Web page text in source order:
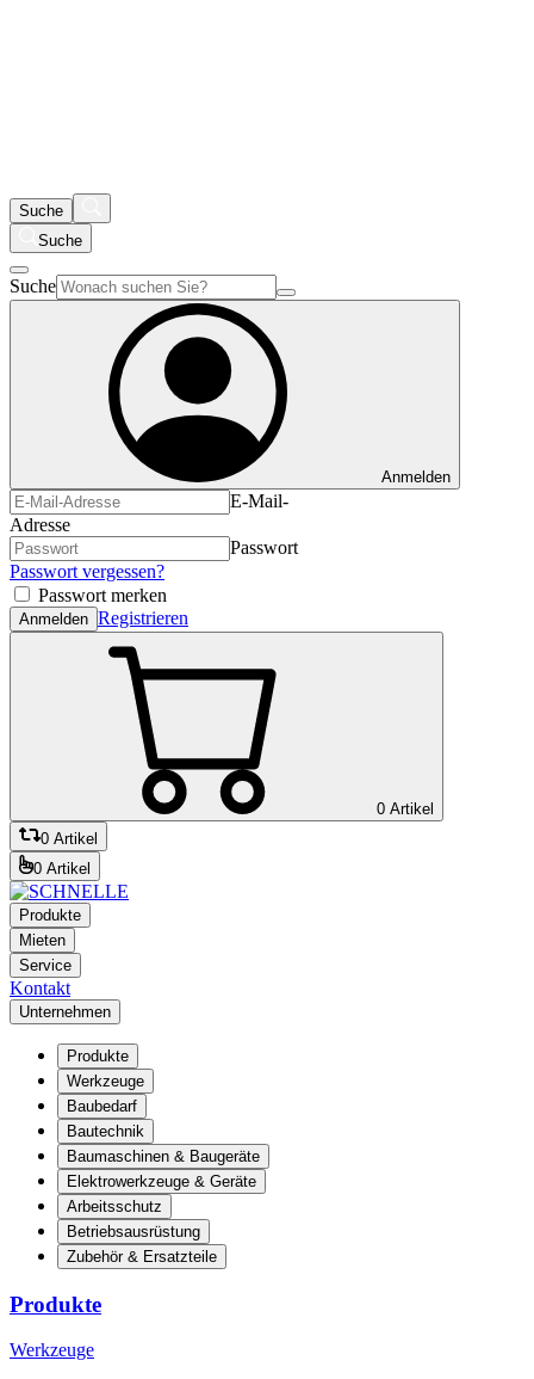
Suche
Suche
Suche
Anmelden
E-Mail-
Adresse
Passwort
Passwort vergessen?
Passwort merken
Anmelden Registrieren
0 Artikel
0 Artikel
0 Artikel
Produkte
Mieten
Service
Kontakt
Unternehmen
Produkte
Werkzeuge
Baubedarf
Bautechnik
Baumaschinen & Baugeräte
Elektrowerkzeuge & Geräte
Arbeitsschutz
Betriebsausrüstung
Zubehör & Ersatzteile
Produkte
Werkzeuge